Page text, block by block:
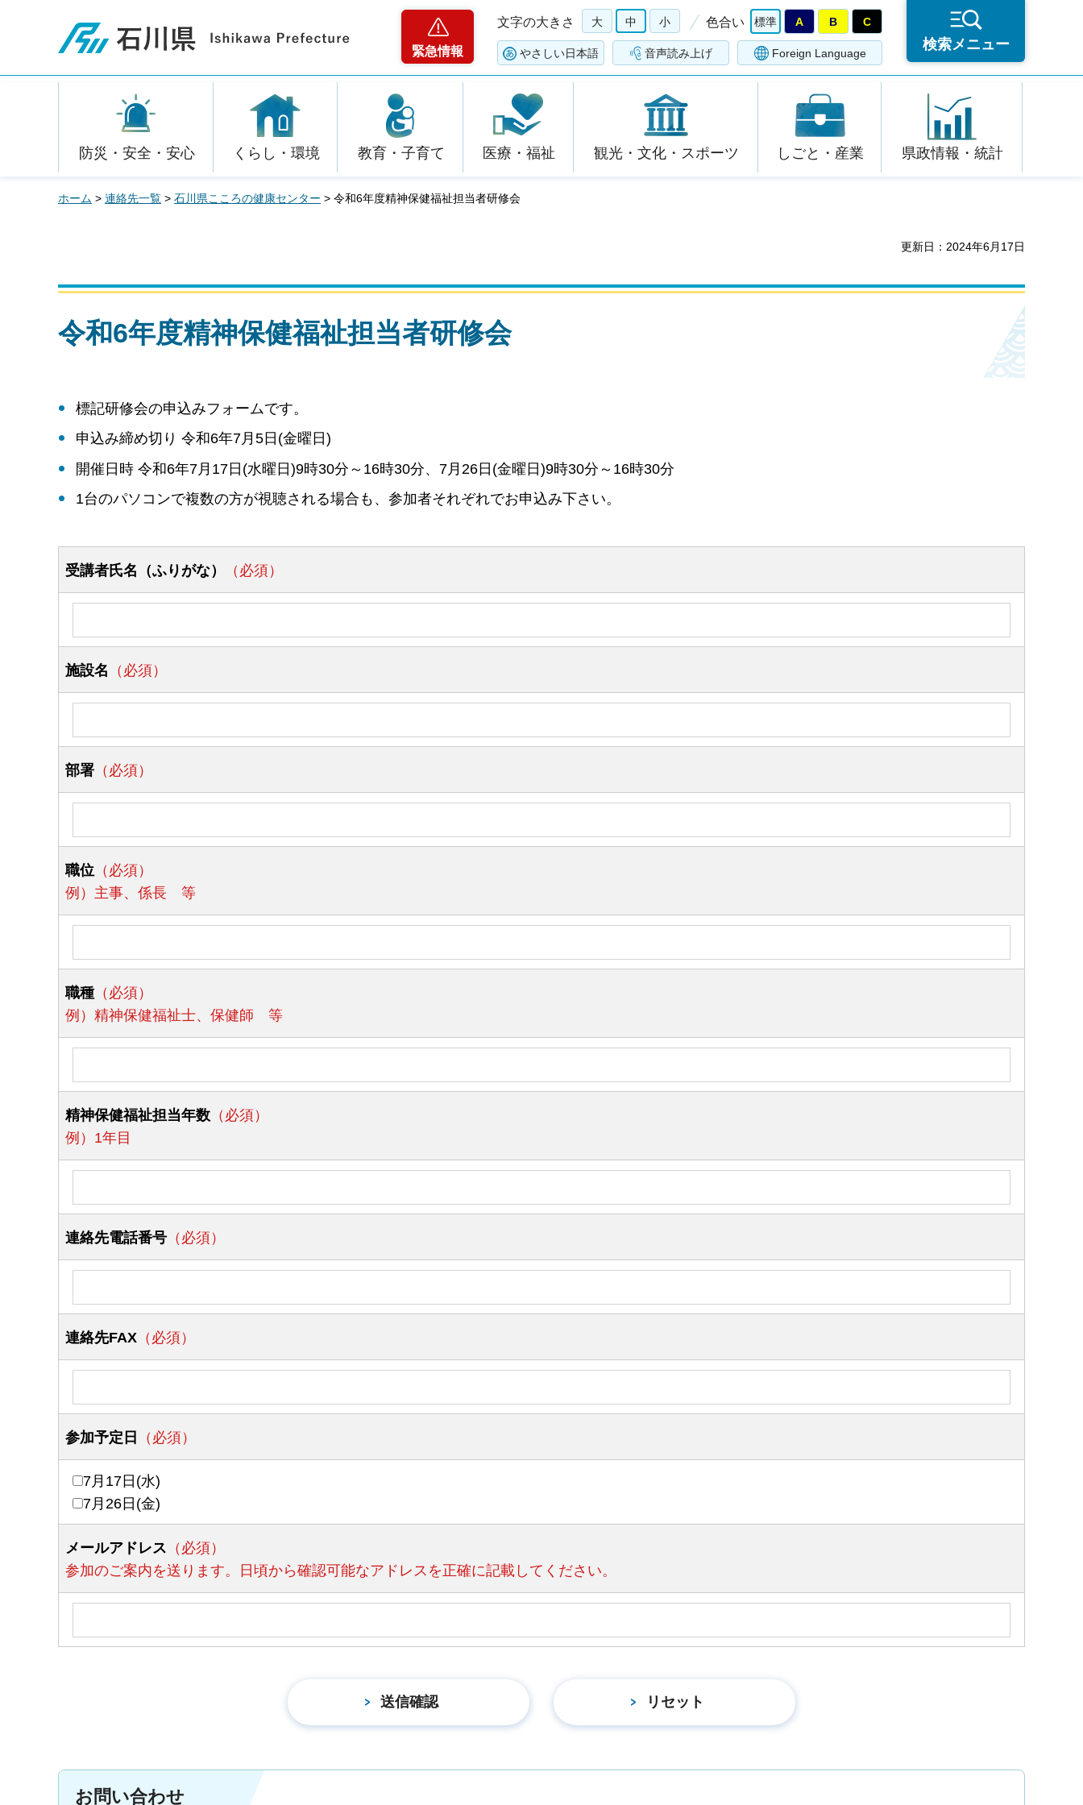
石川県
緊急情報
文字の大きさ 大 中 小 色合い 標準 A B C
やさしい日本語 音声読み上げ Foreign Language
検索メニュー
防災・安全・安心 くらし・環境 教育・子育て 医療・福祉 観光・文化・スポーツ しごと・産業 県政情報・統計
ホーム > 連絡先一覧 > 石川県こころの健康センター > 令和6年度精神保健福祉担当者研修会
更新日：2024年6月17日
令和6年度精神保健福祉担当者研修会
標記研修会の申込みフォームです。
申込み締め切り 令和6年7月5日(金曜日)
開催日時 令和6年7月17日(水曜日)9時30分～16時30分、7月26日(金曜日)9時30分～16時30分
1台のパソコンで複数の方が視聴される場合も、参加者それぞれでお申込み下さい。
受講者氏名（ふりがな） （必須）
施設名 （必須）
部署 （必須）
職位 （必須）
例）主事、係長 等
職種 （必須）
例）精神保健福祉士、保健師 等
精神保健福祉担当年数 （必須）
例）1年目
連絡先電話番号 （必須）
連絡先FAX （必須）
参加予定日 （必須）
7月17日(水)
7月26日(金)
メールアドレス （必須）
参加のご案内を送ります。日頃から確認可能なアドレスを正確に記載してください。
お問い合わせ